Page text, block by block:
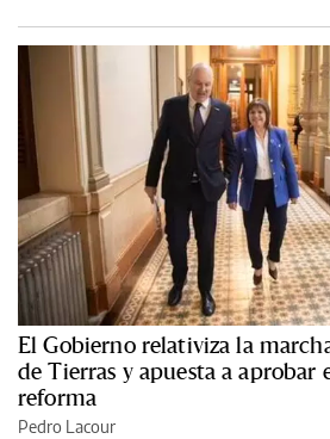
El Gobierno relativiza la
de Tierras y apuesta a aprobar
reforma
Pedro Lacour